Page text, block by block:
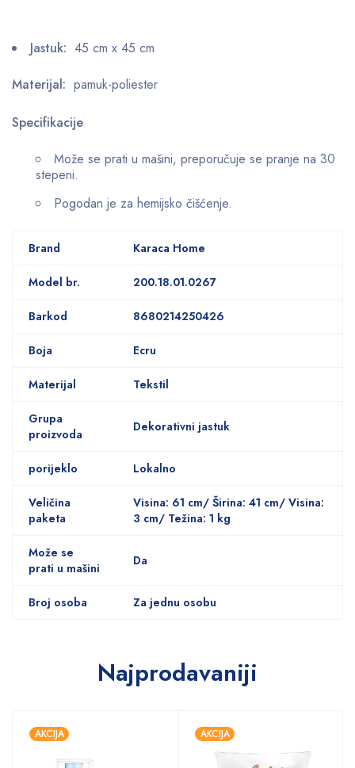
Jastuk: 45 cm x 45 cm
Materijal: pamuk-poliester
Specifikacije
Može se prati u mašini, preporučuje se pranje na 30
stepeni.
Pogodan je za hemijsko čišćenje.
Brand Karaca Home
Model br. 200.18.01.0267
Barkod 8680214250426
Boja Ecru
Materijal Tekstil
Grupa
proizvoda
Dekorativni jastuk
porijeklo Lokalno
Veličina
paketa
Visina: 61 cm/ Širina: 41 cm/ Visina:
3 cm/ Težina: 1 kg
Može se
prati u mašini
Da
Broj osoba Za jednu osobu
Najprodavaniji
AKCIJA AKCIJA